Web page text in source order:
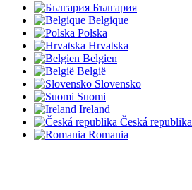
България
Belgique
Polska
Hrvatska
Belgien
België
Slovensko
Suomi
Ireland
Česká republika
Romania